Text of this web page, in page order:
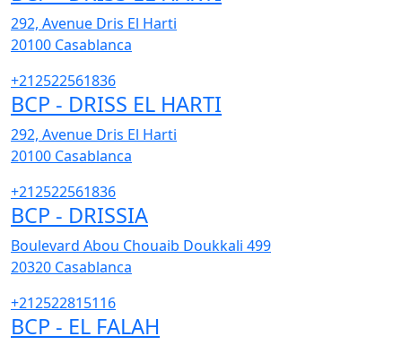
292, Avenue Dris El Harti
20100 Casablanca
+212522561836
BCP - DRISS EL HARTI
292, Avenue Dris El Harti
20100 Casablanca
+212522561836
BCP - DRISSIA
Boulevard Abou Chouaib Doukkali 499
20320 Casablanca
+212522815116
BCP - EL FALAH